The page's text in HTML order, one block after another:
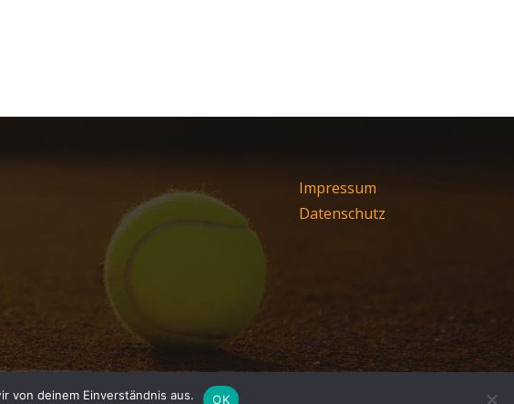
Impressum
Datenschutz
von deinem Einverständnis aus. OK